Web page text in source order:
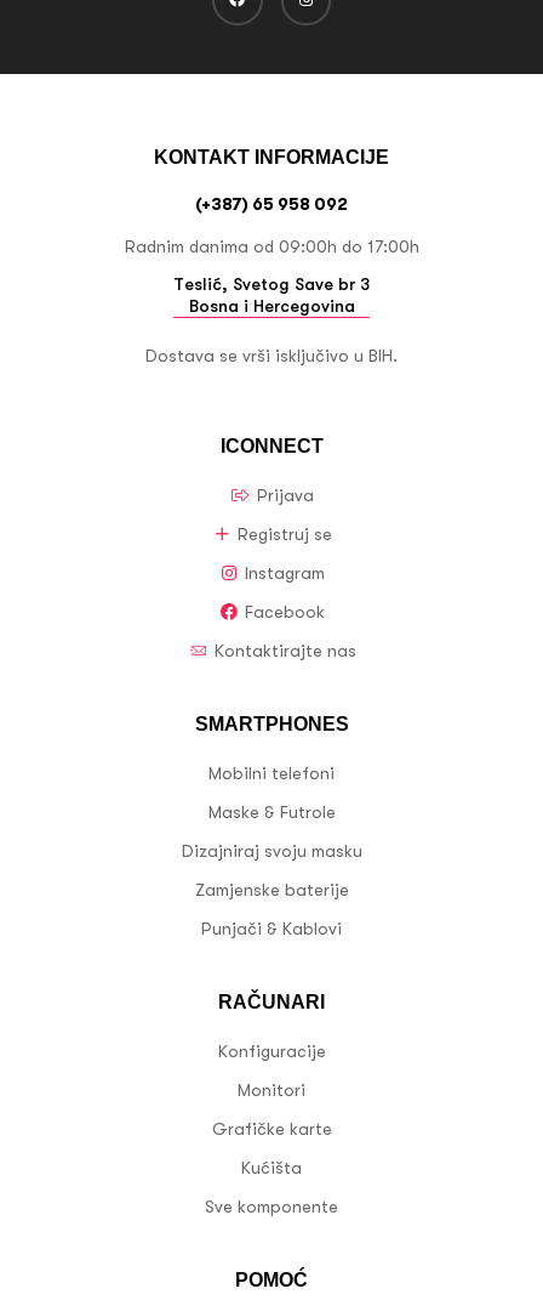
ICONNECT
Prijava
Registruj se
Instagram
Facebook
Kontaktirajte nas
SMARTPHONES
Mobilni telefoni
Maske & Futrole
Dizajniraj svoju masku
Zamjenske baterije
Punjači & Kablovi
RAČUNARI
Konfiguracije
Monitori
Grafičke karte
Kućišta
Sve komponente
POMOĆ
KONTAKT INFORMACIJE
(+387) 65 958 092
Radnim danima od 09:00h do 17:00h
Teslić, Svetog Save br 3
Bosna i Hercegovina
Dostava se vrši isključivo u BIH.